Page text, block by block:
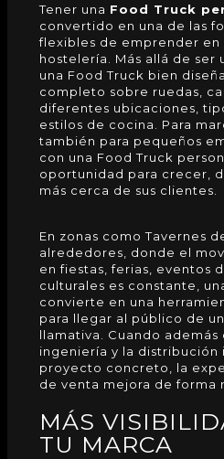
Tener una Food Truck
convertido en una de las
flexibles de emprender en
hostelería. Más allá de ser
una Food Truck bien
completo sobre ruedas,
diferentes ubicaciones,
estilos de cocina. Para
también para pequeños
con una Food Truck
oportunidad para crecer,
más cerca de sus clientes.
En zonas como Tavernes
alrededores, donde el
en fiestas, ferias, eventos
culturales es constante,
convierte en una
para llegar al público de
llamativa. Cuando además
ingeniería y la distribución
proyecto concreto, la
de venta mejora de forma
MÁS
TU MARCA